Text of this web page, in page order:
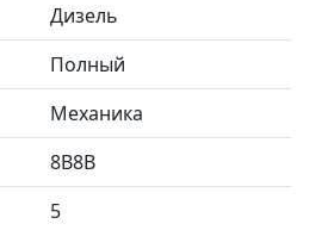
Дизель
Полный
Механика
8B8B
5